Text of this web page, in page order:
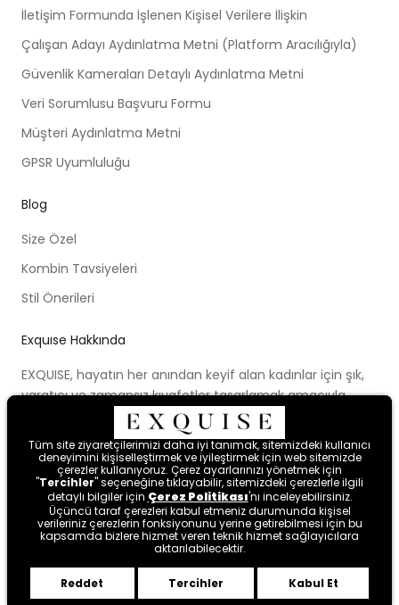
İletişim Formunda İşlenen Kişisel Verilere İlişkin
Çalışan Adayı Aydınlatma Metni (Platform Aracılığıyla)
Güvenlik Kameraları Detaylı Aydınlatma Metni
Veri Sorumlusu Başvuru Formu
Müşteri Aydınlatma Metni
GPSR Uyumluluğu
Blog
Size Özel
Kombin Tavsiyeleri
Stil Önerileri
Exquıse Hakkında
EXQUISE, hayatın her anından keyif alan kadınlar için şık,
yaratıcı ve zamansız kıyafetler tasarlamak amacıyla
kurulmuştur. Kurulduğu ilk günden beri ortaya koymaya
çalıştığı modern tasarım anlayışı, cesur renk paletleri,
yenilikçi kalıpları ve farklı bakış açısıyla kadınları hayal
etmeye ve mutlu hissetmeye davet etmektedir.
Byte tarafından tasarlanmıştır.
Tüm site ziyaretçilerimizi daha iyi tanımak, sitemizdeki kullanıcı
deneyimini kişiselleştirmek ve iyileştirmek için web sitemizde
çerezler kullanıyoruz. Çerez ayarlarınızı yönetmek için
"Tercihler" seçeneğine tıklayabilir, sitemizdeki çerezlerle ilgili
detaylı bilgiler için Çerez Politikası'nı inceleyebilirsiniz.
Üçüncü taraf çerezleri kabul etmeniz durumunda kişisel
verileriniz çerezlerin fonksiyonunu yerine getirebilmesi için bu
kapsamda bizlere hizmet veren teknik hizmet sağlayıcılara
aktarılabilecektir.
Reddet Tercihler Kabul Et
Tüm site ziyaretçilerimizi daha iyi tanımak, sitemizdeki kullanıcı
deneyimini kişiselleştirmek ve iyileştirmek için web sitemizde
çerezler kullanıyoruz. Çerez ayarlarınızı yönetmek için
"Tercihler" seçeneğine tıklayabilir, sitemizdeki çerezlerle ilgili
detaylı bilgiler için Çerez Politikası'nı inceleyebilirsiniz.
Üçüncü taraf çerezleri kabul etmeniz durumunda kişisel
verileriniz çerezlerin fonksiyonunu yerine getirebilmesi için bu
kapsamda bizlere hizmet veren teknik hizmet sağlayıcılara
aktarılabilecektir.
Reddet Tercihler Kabul Et